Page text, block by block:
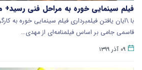
فیلم سینمایی خوره به مراحل فنی رسید+
با \ایان یافتن فیلمبرداری فیلم سینمایی خوره به
قاسمی جامی بر اساس فیلمنامه‌ای از مهدی…
۰۹ آذر ۱۳۹۹